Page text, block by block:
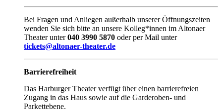
Bei Fragen und Anliegen außerhalb unserer Öffnungszeiten
wenden Sie sich bitte an unsere Kolleg*innen im Altonaer
Theater unter040 3990 5870 oder per Mail unter
tickets@altonaer-theater.de
Barrierefreiheit
Das Harburger Theater verfügt über einen barrierefreien
Zugang in das Haus sowie auf die Garderoben- und
Parkettebene.